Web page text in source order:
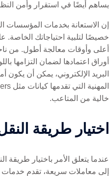
يساهم أيضًا في استقرار وأمن
إن الاستعانة بخدمات المؤسسات
خصيصًا لتلبية احتياجاتك الخاصة.
أعلى وأوقات معالجة أطول. من
أوراق اعتمادها لضمان التزامها
البريد الإلكتروني، يمكن أن
خالية من المتاعب.
اختيار طريقة
عندما يتعلق الأمر باختيار طريقة